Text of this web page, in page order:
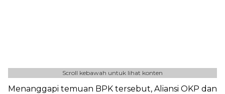
Scroll kebawah untuk lihat konten
Menanggapi temuan BPK tersebut, Aliansi OKP dan